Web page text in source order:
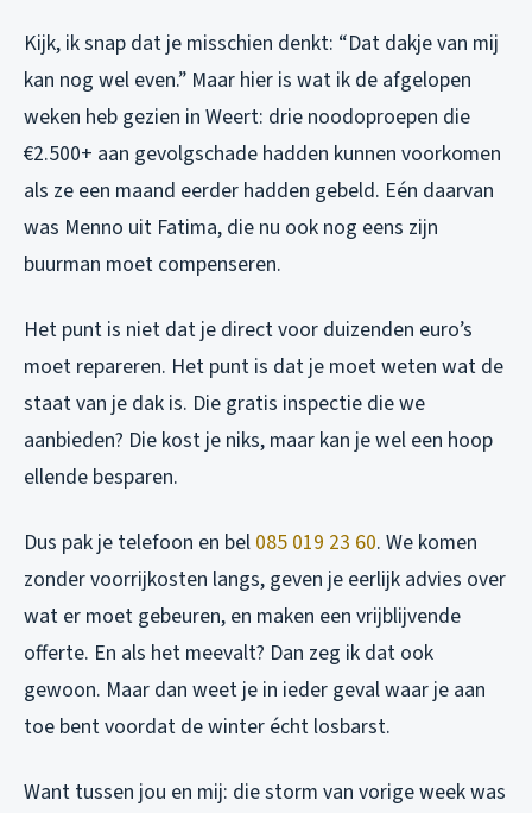
Kijk, ik snap dat je misschien denkt: “Dat dakje van mij
kan nog wel even.” Maar hier is wat ik de afgelopen
weken heb gezien in Weert: drie noodoproepen die
€2.500+ aan gevolgschade hadden kunnen voorkomen
als ze een maand eerder hadden gebeld. Eén daarvan
was Menno uit Fatima, die nu ook nog eens zijn
buurman moet compenseren.
Het punt is niet dat je direct voor duizenden euro’s
moet repareren. Het punt is dat je moet weten wat de
staat van je dak is. Die gratis inspectie die we
aanbieden? Die kost je niks, maar kan je wel een hoop
ellende besparen.
Dus pak je telefoon en bel 085 019 23 60. We komen
zonder voorrijkosten langs, geven je eerlijk advies over
wat er moet gebeuren, en maken een vrijblijvende
offerte. En als het meevalt? Dan zeg ik dat ook
gewoon. Maar dan weet je in ieder geval waar je aan
toe bent voordat de winter écht losbarst.
Want tussen jou en mij: die storm van vorige week was